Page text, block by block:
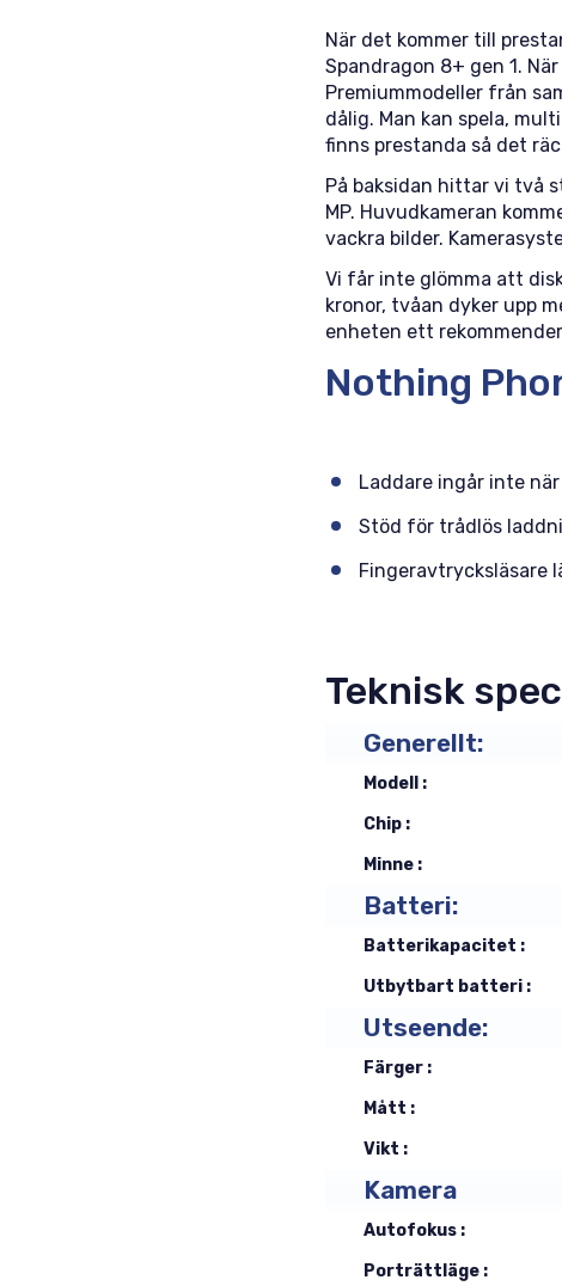
När det kommer till
Spandragon 8+ gen 1.
Premiummodeller från
dålig. Man kan spela,
finns prestanda så det
På baksidan hittar vi två
MP. Huvudkameran
vackra bilder.
Vi får inte glömma att
kronor, tvåan dyker upp
enheten ett
Nothing
Laddare ingår inte
Stöd för trådlös
Fingeravtrycksläsare
Teknisk
Generellt:
Modell :
Chip :
Minne :
Batteri:
Batterikapacitet :
Utbytbart batteri :
Utseende:
Färger :
Mått :
Vikt :
Kamera
Autofokus :
Porträttläge :